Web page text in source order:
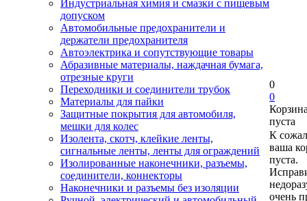
Индустриальная химия и смазки с пищевым
допуском
Автомобильные предохранители и
держатели предохранителя
Автоэлектрика и сопутствующие товары
Абразивные материалы, наждачная бумага,
отрезные круги
Переходники и соединители трубок
Материалы для пайки
Защитные покрытия для автомобиля,
мешки для колес
Изолента, скотч, клейкие ленты,
сигнальные ленты, ленты для ограждений
Изолированные наконечники, разъемы,
соединители, коннекторы
Наконечники и разъемы без изоляции
0
0
пуста
К
ваша
пуста.
очень